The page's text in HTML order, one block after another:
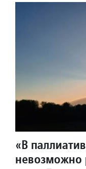
«В
невозможно